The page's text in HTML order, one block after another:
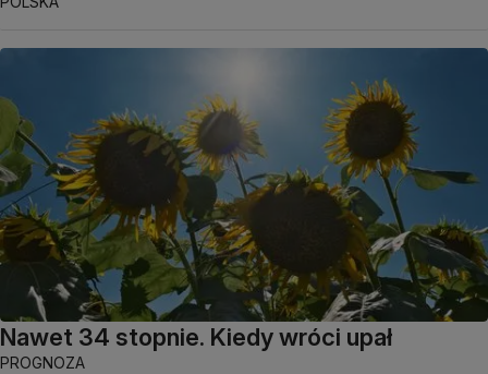
Nawet 34 stopnie. Kiedy wróci upał
PROGNOZA